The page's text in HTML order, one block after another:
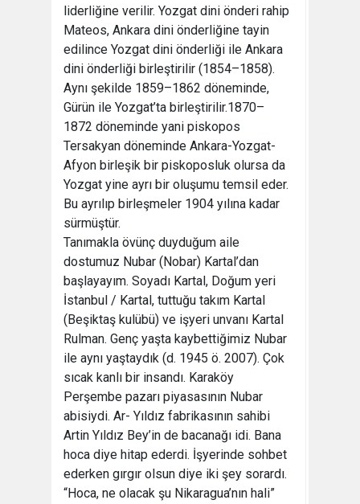
liderliğine verilir. Yozgat dini önderi rahip
Mateos, Ankara dini önderliğine tayin
edilince Yozgat dini önderliği ile Ankara
dini önderliği birleştirilir (1854–1858).
Aynı şekilde 1859–1862 döneminde,
Gürün ile Yozgat’ta birleştirilir.1870–
1872 döneminde yani piskopos
Tersakyan döneminde Ankara-Yozgat-
Afyon birleşik bir piskoposluk olursa da
Yozgat yine ayrı bir oluşumu temsil eder.
Bu ayrılıp birleşmeler 1904 yılına kadar
sürmüştür.
Tanımakla övünç duyduğum aile
dostumuz Nubar (Nobar) Kartal’dan
başlayayım. Soyadı Kartal, Doğum yeri
İstanbul / Kartal, tuttuğu takım Kartal
(Beşiktaş kulübü) ve işyeri unvanı Kartal
Rulman. Genç yaşta kaybettiğimiz Nubar
ile aynı yaştaydık (d. 1945 ö. 2007). Çok
sıcak kanlı bir insandı. Karaköy
Perşembe pazarı piyasasının Nubar
abisiydi. Ar- Yıldız fabrikasının sahibi
Artin Yıldız Bey’in de bacanağı idi. Bana
hoca diye hitap ederdi. İşyerinde sohbet
ederken gırgır olsun diye iki şey sorardı.
“Hoca, ne olacak şu Nikaragua’nın hali”